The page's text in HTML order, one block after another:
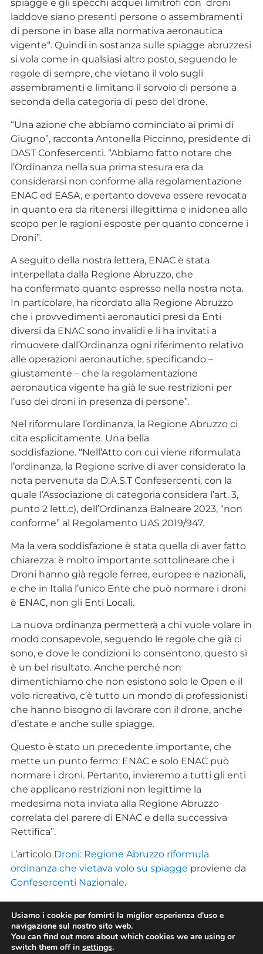
spiagge e gli specchi acquei limitrofi con droni
laddove siano presenti persone o assembramenti
di persone in base alla normativa aeronautica
vigente“. Quindi in sostanza sulle spiagge abruzzesi
si vola come in qualsiasi altro posto, seguendo le
regole di sempre, che vietano il volo sugli
assembramenti e limitano il sorvolo di persone a
seconda della categoria di peso del drone.
“Una azione che abbiamo cominciato ai primi di
Giugno”, racconta Antonella Piccinno, presidente di
DAST Confesercenti. “Abbiamo fatto notare che
l’Ordinanza nella sua prima stesura era da
considerarsi non conforme alla regolamentazione
ENAC ed EASA, e pertanto doveva essere revocata
in quanto era da ritenersi illegittima e inidonea allo
scopo per le ragioni esposte per quanto concerne i
Droni”.
A seguito della nostra lettera, ENAC è stata
interpellata dalla Regione Abruzzo, che
ha confermato quanto espresso nella nostra nota.
In particolare, ha ricordato alla Regione Abruzzo
che i provvedimenti aeronautici presi da Enti
diversi da ENAC sono invalidi e li ha invitati a
rimuovere dall’Ordinanza ogni riferimento relativo
alle operazioni aeronautiche, specificando –
giustamente – che la regolamentazione
aeronautica vigente ha già le sue restrizioni per
l’uso dei droni in presenza di persone”.
Nel riformulare l’ordinanza, la Regione Abruzzo ci
cita esplicitamente. Una bella
soddisfazione. “Nell’Atto con cui viene riformulata
l’ordinanza, la Regione scrive di aver considerato la
nota pervenuta da D.A.S.T Confesercenti, con la
quale l’Associazione di categoria considera l’art. 3,
punto 2 lett.c), dell’Ordinanza Balneare 2023, “non
conforme” al Regolamento UAS 2019/947.
Ma la vera soddisfazione è stata quella di aver fatto
chiarezza: è molto importante sottolineare che i
Droni hanno già regole ferree, europee e nazionali,
e che in Italia l’unico Ente che può normare i droni
è ENAC, non gli Enti Locali.
La nuova ordinanza permetterà a chi vuole volare in
modo consapevole, seguendo le regole che già ci
sono, e dove le condizioni lo consentono, questo sì
è un bel risultato. Anche perché non
dimentichiamo che non esistono solo le Open e il
volo ricreativo, c’è tutto un mondo di professionisti
che hanno bisogno di lavorare con il drone, anche
d’estate e anche sulle spiagge.
Questo è stato un precedente importante, che
mette un punto fermo: ENAC e solo ENAC può
normare i droni. Pertanto, invieremo a tutti gli enti
che applicano restrizioni non legittime la
medesima nota inviata alla Regione Abruzzo
correlata del parere di ENAC e della successiva
Rettifica”.
L’articolo Droni: Regione Abruzzo riformula
ordinanza che vietava volo su spiagge proviene da
Confesercenti Nazionale.
TAG
Usiamo i cookie per fornirti la miglior esperienza d'uso e
navigazione sul nostro sito web.
You can find out more about which cookies we are using or
switch them off in settings.